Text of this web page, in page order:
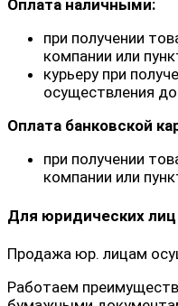
Оплата наличными:
при получении
компании или
курьеру при
осуществления
Оплата банковской
при получении
компании или
Для юридических
Продажа юр. лицам
Работаем